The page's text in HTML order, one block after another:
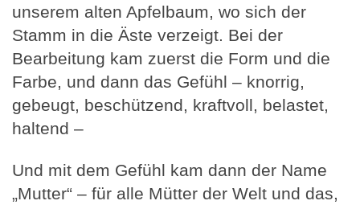
unserem alten Apfelbaum, wo sich der
Stamm in die Äste verzeigt. Bei der
Bearbeitung kam zuerst die Form und die
Farbe, und dann das Gefühl – knorrig,
gebeugt, beschützend, kraftvoll, belastet,
haltend –
Und mit dem Gefühl kam dann der Name
„Mutter“ – für alle Mütter der Welt und das,